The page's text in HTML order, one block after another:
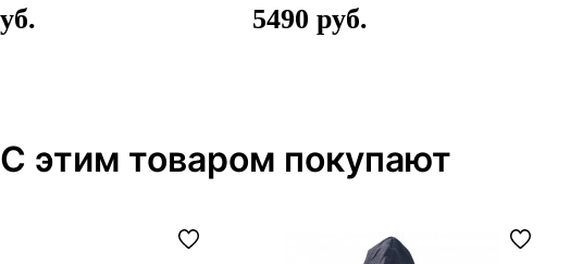
5490
С этим товаром покупают